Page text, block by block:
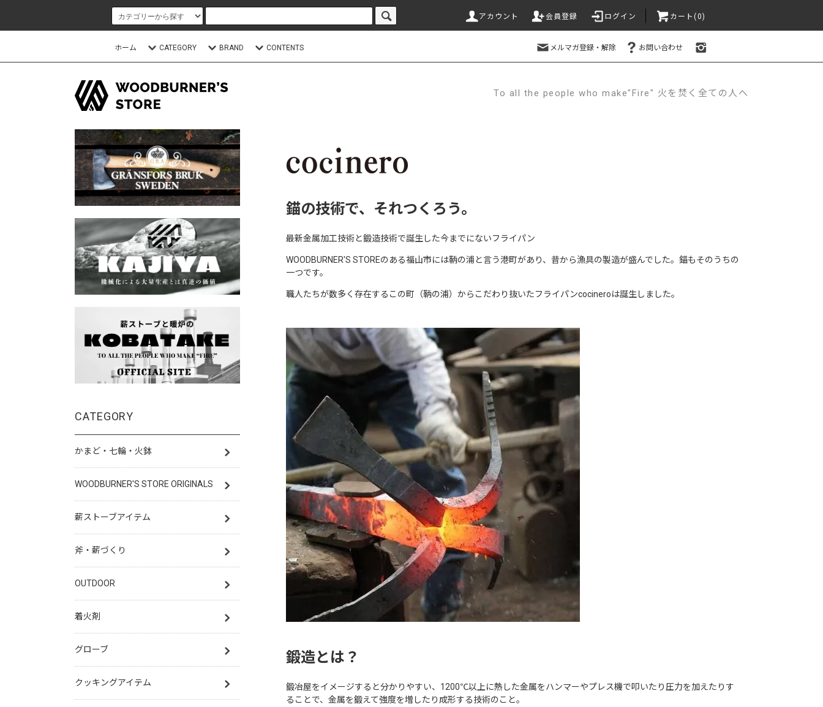
アカウント 会員登録 ログイン カート(0)
ホーム CATEGORY BRAND CONTENTS メルマガ登録・解除 お問い合わせ
To all the people who make"Fire" 火を焚く全ての人へ
錨の技術で、それつくろう。
最新金属加工技術と鍛造技術で誕生した今までにないフライパン
WOODBURNER'S STOREのある福山市には鞆の浦と言う港町があり、昔から漁具の製造が盛んでした。錨もそのうちの
一つです。
職人たちが数多く存在するこの町（鞆の浦）からこだわり抜いたフライパンcocineroは誕生しました。
鍛造とは？
鍛冶屋をイメージすると分かりやすい、1200℃以上に熱した金属をハンマーやプレス機で叩いたり圧力を加えたりす
ることで、金属を鍛えて強度を増したり成形する技術のこと。
CATEGORY
かまど・七輪・火鉢
WOODBURNER'S STORE ORIGINALS
薪ストーブアイテム
斧・薪づくり
OUTDOOR
着火剤
グローブ
クッキングアイテム